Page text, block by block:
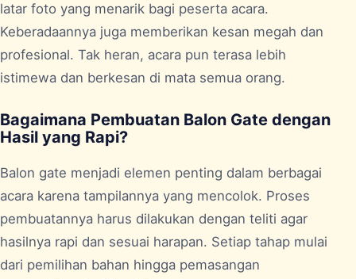
latar foto yang menarik bagi peserta acara.
Keberadaannya juga memberikan kesan megah dan
profesional. Tak heran, acara pun terasa lebih
istimewa dan berkesan di mata semua orang.
Bagaimana Pembuatan Balon Gate dengan
Hasil yang Rapi?
Balon gate menjadi elemen penting dalam berbagai
acara karena tampilannya yang mencolok. Proses
pembuatannya harus dilakukan dengan teliti agar
hasilnya rapi dan sesuai harapan. Setiap tahap mulai
dari pemilihan bahan hingga pemasangan